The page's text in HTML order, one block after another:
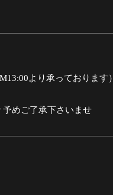
より承っております）
めご了承下さいませ